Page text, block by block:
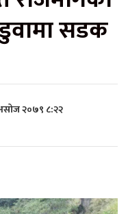
सडक
२०७९ ८:२२